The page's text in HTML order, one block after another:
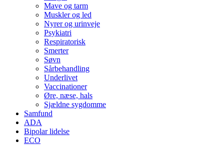
Mave og tarm
Muskler og led
Nyrer og urinveje
Psykiatri
Respiratorisk
Smerter
Søvn
Sårbehandling
Underlivet
Vaccinationer
Øre, næse, hals
Sjældne sygdomme
Samfund
ADA
Bipolar lidelse
ECO